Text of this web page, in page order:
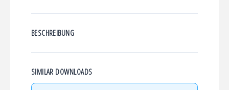
BESCHREIBUNG
SIMILAR DOWNLOADS